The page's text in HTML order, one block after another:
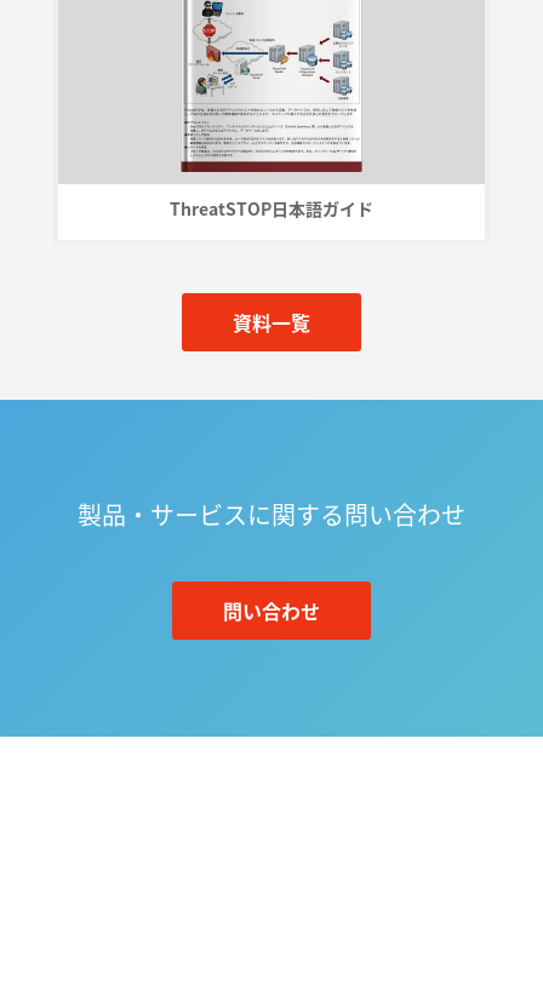
ThreatSTOP日本語ガイド
資料一覧
製品・サービスに関する問い合わせ
問い合わせ